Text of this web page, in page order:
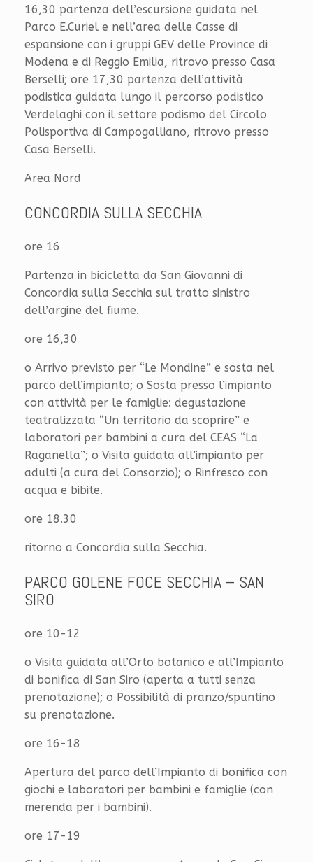
16,30 partenza dell’escursione guidata nel
Parco E.Curiel e nell’area delle Casse di
espansione con i gruppi GEV delle Province di
Modena e di Reggio Emilia, ritrovo presso Casa
Berselli; ore 17,30 partenza dell’attività
podistica guidata lungo il percorso podistico
Verdelaghi con il settore podismo del Circolo
Polisportiva di Campogalliano, ritrovo presso
Casa Berselli.
Area Nord
CONCORDIA SULLA SECCHIA
ore 16
Partenza in bicicletta da San Giovanni di
Concordia sulla Secchia sul tratto sinistro
dell’argine del fiume.
ore 16,30
o Arrivo previsto per “Le Mondine” e sosta nel
parco dell’impianto; o Sosta presso l’impianto
con attività per le famiglie: degustazione
teatralizzata “Un territorio da scoprire” e
laboratori per bambini a cura del CEAS “La
Raganella”; o Visita guidata all’impianto per
adulti (a cura del Consorzio); o Rinfresco con
acqua e bibite.
ore 18.30
ritorno a Concordia sulla Secchia.
PARCO GOLENE FOCE SECCHIA – SAN
SIRO
ore 10-12
o Visita guidata all’Orto botanico e all’Impianto
di bonifica di San Siro (aperta a tutti senza
prenotazione); o Possibilità di pranzo/spuntino
su prenotazione.
ore 16-18
Apertura del parco dell’Impianto di bonifica con
giochi e laboratori per bambini e famiglie (con
merenda per i bambini).
ore 17-19